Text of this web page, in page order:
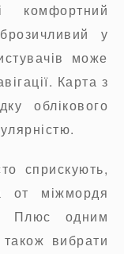
у
може
Карта з
облікового
сприскують,
от міжмордя
Плюс одним
вибрати